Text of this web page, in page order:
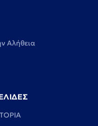
Αλήθεια